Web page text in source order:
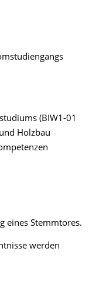
(BIW1-01
Holzbau
eines Stemmtores.
werden